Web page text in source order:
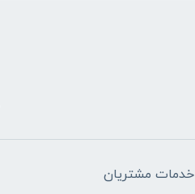
خدمات مشتریان